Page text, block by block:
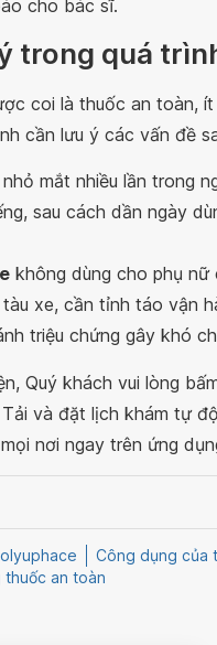
cho bác sĩ.
trong quá
coi là thuốc an toàn,
cần lưu ý các vấn đề
mắt nhiều lần trong
sau cách dần ngày
không dùng cho phụ
xe, cần tỉnh táo vận
triệu chứng gây khó
Quý khách vui lòng
Tải và đặt lịch khám tự
nơi ngay trên ứng
Công dụng của
thuốc an toàn